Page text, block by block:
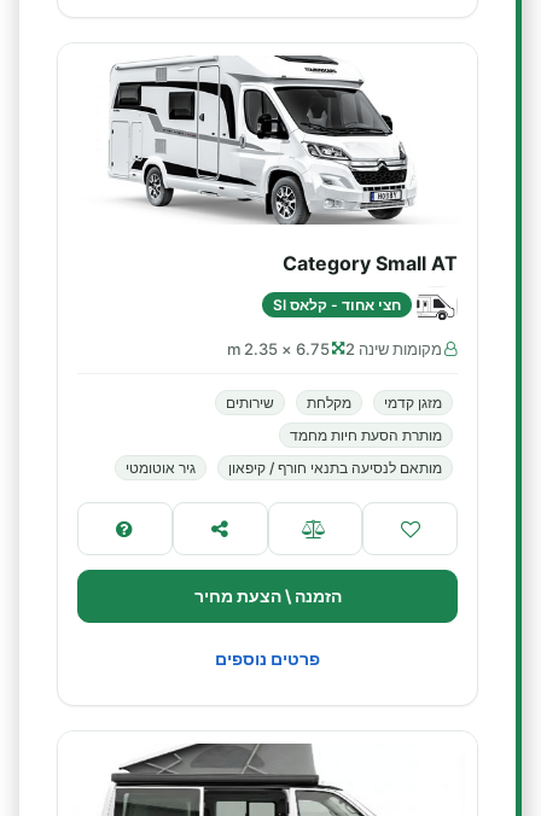
Category Small AT
חצי אחוד - קלאס SI
מקומות שינה 2 6.75 × 2.35 m
מזגן קדמי מקלחת
שירותים
מותרת הסעת חיות מחמד
מותאם לנסיעה בתנאי חורף / קיפאון
גיר אוטומטי
הזמנה \ הצעת מחיר
פרטים נוספים